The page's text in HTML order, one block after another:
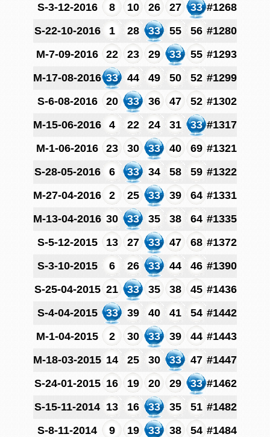
S-3-12-2016
8 10 26 27 33 #1268
S-22-10-2016
1 28 33 55 56 #1280
M-7-09-2016
22 23 29 33 55 #1293
M-17-08-2016 33 44 49 50 52 #1299
S-6-08-2016
20 33 36 47 52 #1302
M-15-06-2016
4 22 24 31 33 #1317
M-1-06-2016
23 30 33 40 69 #1321
S-28-05-2016
6 33 34 58 59 #1322
M-27-04-2016
2 25 33 39 64 #1331
M-13-04-2016 30 33 35 38 64 #1335
S-5-12-2015
13 27 33 47 68 #1372
S-3-10-2015
6 26 33 44 46 #1390
S-25-04-2015 21 33 35 38 45 #1436
S-4-04-2015
33 39 40 41 54 #1442
M-1-04-2015
2 30 33 39 44 #1443
M-18-03-2015 14 25 30 33 47 #1447
S-24-01-2015 16 19 20 29 33 #1462
S-15-11-2014 13 16 33 35 51 #1482
S-8-11-2014
9 19 33 38 54 #1484